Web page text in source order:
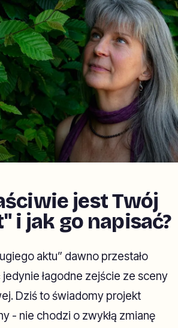
jest Twój
i jak go napisać?
aktu” dawno przestało
łagodne zejście ze sceny
Dziś to świadomy projekt
- nie chodzi o zwykłą zmianę